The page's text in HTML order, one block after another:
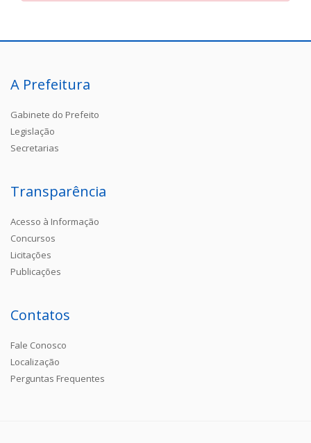
A Prefeitura
Gabinete do Prefeito
Legislação
Secretarias
Transparência
Acesso à Informação
Concursos
Licitações
Publicações
Contatos
Fale Conosco
Localização
Perguntas Frequentes